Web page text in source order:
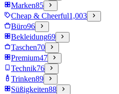
Marken85
Cheap & Cheerful1,003
Büro96
Bekleidung69
Taschen70
Premium47
Technik76
Trinken89
Süßigkeiten88